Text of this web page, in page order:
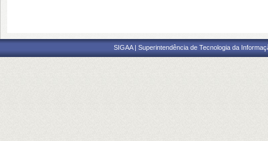
SIGAA | Superintendência de Tecnologia da